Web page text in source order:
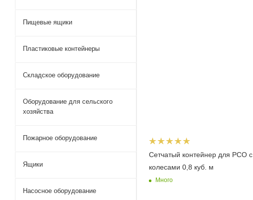
Сетчатый контейнер для РСО с
колесами 0,8 куб. м
Много
Пищевые ящики
Пластиковые контейнеры
Складское оборудование
Оборудование для сельского
хозяйства
Пожарное оборудование
Ящики
Насосное оборудование